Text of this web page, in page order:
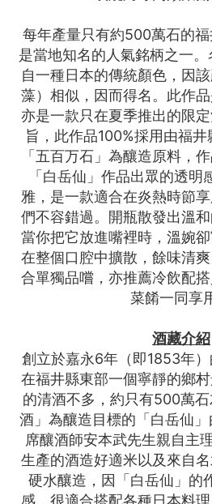
每年產量只有約500萬石的福
是當地知名的人氣銘柄之一
自一種日本的傳統顏色，因
藻）相似，因而得名。此作
亦是一款只在夏季推出的限
旨，此作品100%採用由福
「五百万石」為釀造原料，
「白岳仙」作品出眾的透明
雅，是一款適合在炎熱時節
們不容錯過。開瓶散發出溫
當你把它放進嘴裡時，溫婉
在整個口腔中擴散，餘味清
合單獨品嚐，亦推薦冷飲配
菜餚一同享
酒藏介紹
創立於嘉永6年（即1853年
在福井縣東部一個寧靜的鄉
的清酒不多，約只有500萬
酒」為釀造目標的「白岳仙
席釀酒師安本武先生親自主
生產的酒造好適米以及來自
硬水釀造，因「白岳仙」的
感，很適合搭配各種日本料